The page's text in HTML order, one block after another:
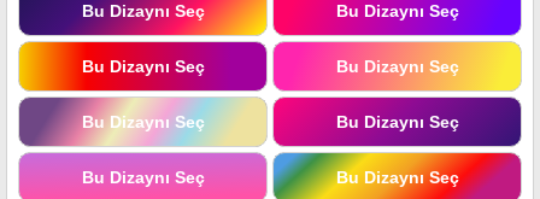
Bu Dizaynı Seç Bu Dizaynı Seç
Bu Dizaynı Seç Bu Dizaynı Seç
Bu Dizaynı Seç Bu Dizaynı Seç
Bu Dizaynı Seç Bu Dizaynı Seç